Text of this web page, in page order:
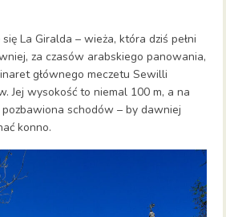
La Giralda – wieża, która dziś pełni
za czasów arabskiego panowania,
głównego meczetu Sewilli
Jej wysokość to niemal 100 m, a na
schodów – by dawniej
konno.